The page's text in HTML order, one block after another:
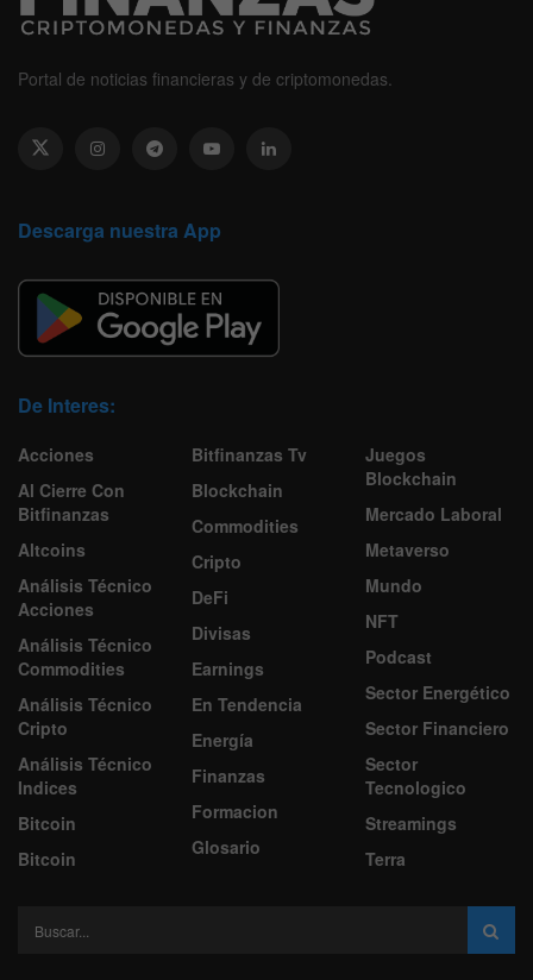
Portal de noticias financieras y de criptomonedas.
Descarga nuestra App
De Interes:
Acciones
Al Cierre Con
Bitfinanzas
Altcoins
Análisis Técnico
Acciones
Análisis Técnico
Commodities
Análisis Técnico
Cripto
Análisis Técnico
Indices
Bitcoin
Bitcoin
Bitfinanzas Tv
Blockchain
Commodities
Cripto
DeFi
Divisas
Earnings
En Tendencia
Energía
Finanzas
Formacion
Glosario
Juegos
Blockchain
Mercado Laboral
Metaverso
Mundo
NFT
Podcast
Sector Energético
Sector Financiero
Sector
Tecnologico
Streamings
Terra